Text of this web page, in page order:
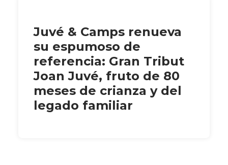
Juvé & Camps renueva
su espumoso de
referencia: Gran Tribut
Joan Juvé, fruto de 80
meses de crianza y del
legado familiar